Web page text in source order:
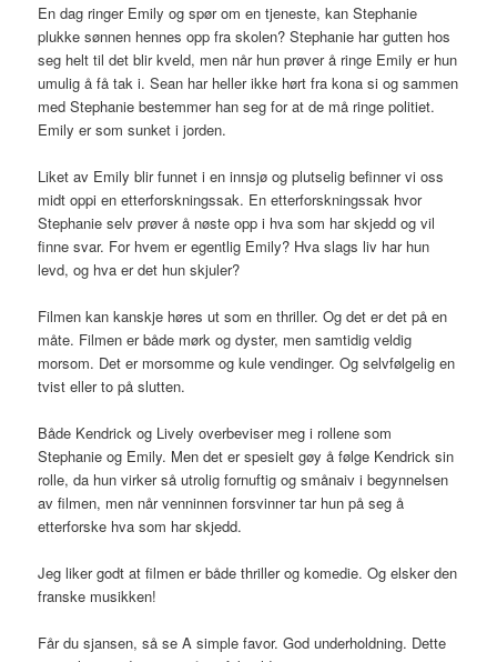
En dag ringer Emily og spør om en tjeneste, kan Stephanie
plukke sønnen hennes opp fra skolen? Stephanie har gutten hos
seg helt til det blir kveld, men når hun prøver å ringe Emily er hun
umulig å få tak i. Sean har heller ikke hørt fra kona si og sammen
med Stephanie bestemmer han seg for at de må ringe politiet.
Emily er som sunket i jorden.
Liket av Emily blir funnet i en innsjø og plutselig befinner vi oss
midt oppi en etterforskningssak. En etterforskningssak hvor
Stephanie selv prøver å nøste opp i hva som har skjedd og vil
finne svar. For hvem er egentlig Emily? Hva slags liv har hun
levd, og hva er det hun skjuler?
Filmen kan kanskje høres ut som en thriller. Og det er det på en
måte. Filmen er både mørk og dyster, men samtidig veldig
morsom. Det er morsomme og kule vendinger. Og selvfølgelig en
tvist eller to på slutten.
Både Kendrick og Lively overbeviser meg i rollene som
Stephanie og Emily. Men det er spesielt gøy å følge Kendrick sin
rolle, da hun virker så utrolig fornuftig og smånaiv i begynnelsen
av filmen, men når venninnen forsvinner tar hun på seg å
etterforske hva som har skjedd.
Jeg liker godt at filmen er både thriller og komedie. Og elsker den
franske musikken!
Får du sjansen, så se A simple favor. God underholdning. Dette